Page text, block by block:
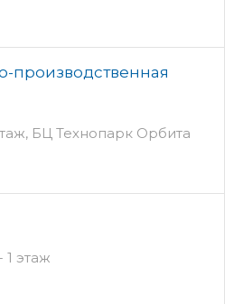
производственная
БЦ Технопарк Орбита
1 этаж